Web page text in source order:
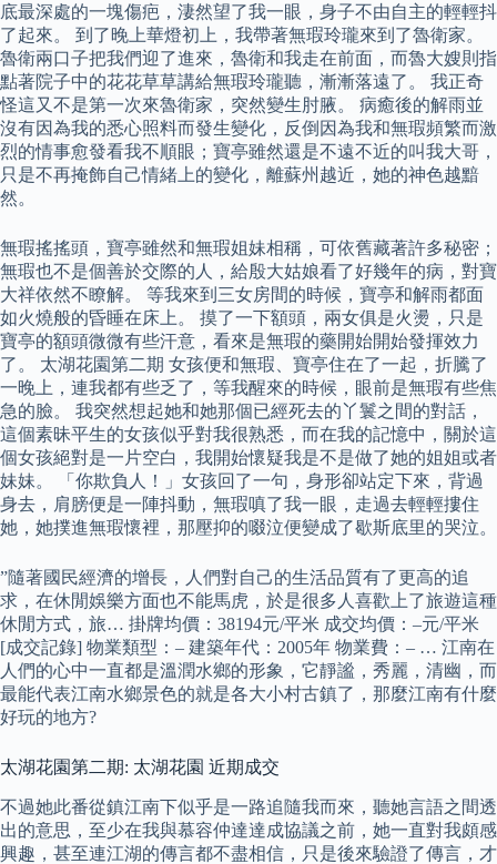
底最深處的一塊傷疤，淒然望了我一眼，身子不由自主的輕輕抖
了起來。 到了晚上華燈初上，我帶著無瑕玲瓏來到了魯衛家。
魯衛兩口子把我們迎了進來，魯衛和我走在前面，而魯大嫂則指
點著院子中的花花草草講給無瑕玲瓏聽，漸漸落遠了。 我正奇
怪這又不是第一次來魯衛家，突然變生肘腋。 病癒後的解雨並
沒有因為我的悉心照料而發生變化，反倒因為我和無瑕頻繁而激
烈的情事愈發看我不順眼；寶亭雖然還是不遠不近的叫我大哥，
只是不再掩飾自己情緒上的變化，離蘇州越近，她的神色越黯
然。
無瑕搖搖頭，寶亭雖然和無瑕姐妹相稱，可依舊藏著許多秘密；
無瑕也不是個善於交際的人，給殷大姑娘看了好幾年的病，對寶
大祥依然不瞭解。 等我來到三女房間的時候，寶亭和解雨都面
如火燒般的昏睡在床上。 摸了一下額頭，兩女俱是火燙，只是
寶亭的額頭微微有些汗意，看來是無瑕的藥開始開始發揮效力
了。 太湖花園第二期 女孩便和無瑕、寶亭住在了一起，折騰了
一晚上，連我都有些乏了，等我醒來的時候，眼前是無瑕有些焦
急的臉。 我突然想起她和她那個已經死去的丫鬟之間的對話，
這個素昧平生的女孩似乎對我很熟悉，而在我的記憶中，關於這
個女孩絕對是一片空白，我開始懷疑我是不是做了她的姐姐或者
妹妹。 「你欺負人！」女孩回了一句，身形卻站定下來，背過
身去，肩膀便是一陣抖動，無瑕嗔了我一眼，走過去輕輕摟住
她，她撲進無瑕懷裡，那壓抑的啜泣便變成了歇斯底里的哭泣。
”隨著國民經濟的增長，人們對自己的生活品質有了更高的追
求，在休閒娛樂方面也不能馬虎，於是很多人喜歡上了旅遊這種
休閒方式，旅… 掛牌均價：38194元/平米 成交均價：–元/平米
[成交記錄] 物業類型：– 建築年代：2005年 物業費：– … 江南在
人們的心中一直都是溫潤水鄉的形象，它靜謐，秀麗，清幽，而
最能代表江南水鄉景色的就是各大小村古鎮了，那麼江南有什麼
好玩的地方?
太湖花園第二期: 太湖花園 近期成交
不過她此番從鎮江南下似乎是一路追隨我而來，聽她言語之間透
出的意思，至少在我與慕容仲達達成協議之前，她一直對我頗感
興趣，甚至連江湖的傳言都不盡相信，只是後來驗證了傳言，才